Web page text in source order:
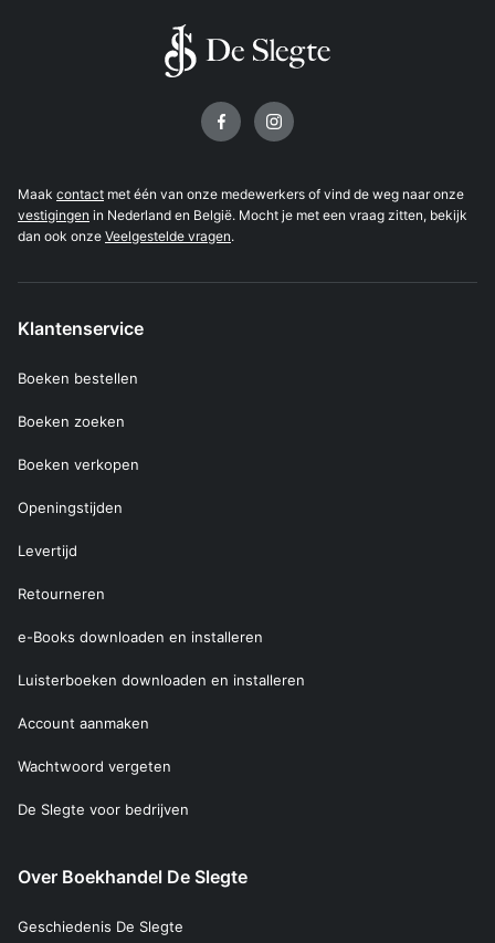
Maak contact met één van onze medewerkers of vind de weg naar onze
vestigingen in Nederland en België. Mocht je met een vraag zitten, bekijk
dan ook onze Veelgestelde vragen.
Klantenservice
Boeken bestellen
Boeken zoeken
Boeken verkopen
Openingstijden
Levertijd
Retourneren
e-Books downloaden en installeren
Luisterboeken downloaden en installeren
Account aanmaken
Wachtwoord vergeten
De Slegte voor bedrijven
Over Boekhandel De Slegte
Geschiedenis De Slegte